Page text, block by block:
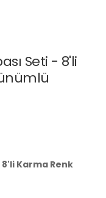
Seti - 8'li
Karma Renk